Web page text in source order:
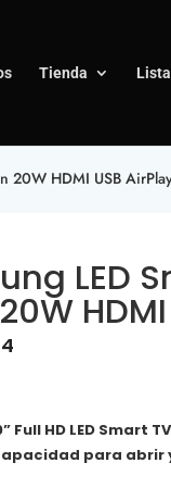
Tienda
20W HDMI USB
LED
Full HD LED Smart
capacidad para